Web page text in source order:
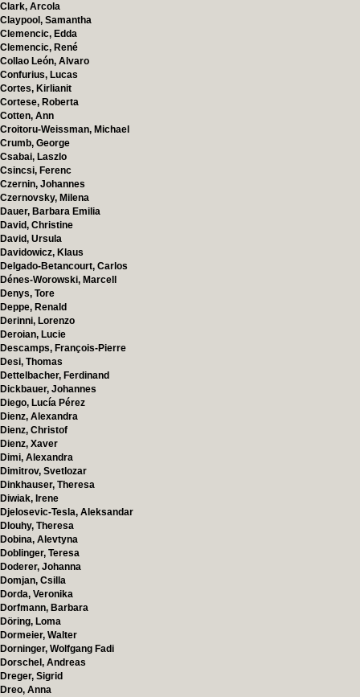
Clark, Arcola
Claypool, Samantha
Clemencic, Edda
Clemencic, René
Collao León, Alvaro
Confurius, Lucas
Cortes, Kirlianit
Cortese, Roberta
Cotten, Ann
Croitoru-Weissman, Michael
Crumb, George
Csabai, Laszlo
Csincsi, Ferenc
Czernin, Johannes
Czernovsky, Milena
Dauer, Barbara Emilia
David, Christine
David, Ursula
Davidowicz, Klaus
Delgado-Betancourt, Carlos
Dénes-Worowski, Marcell
Denys, Tore
Deppe, Renald
Derinni, Lorenzo
Deroian, Lucie
Descamps, François-Pierre
Desi, Thomas
Dettelbacher, Ferdinand
Dickbauer, Johannes
Diego, Lucía Pérez
Dienz, Alexandra
Dienz, Christof
Dienz, Xaver
Dimi, Alexandra
Dimitrov, Svetlozar
Dinkhauser, Theresa
Diwiak, Irene
Djelosevic-Tesla, Aleksandar
Dlouhy, Theresa
Dobina, Alevtyna
Doblinger, Teresa
Doderer, Johanna
Domjan, Csilla
Dorda, Veronika
Dorfmann, Barbara
Döring, Loma
Dormeier, Walter
Dorninger, Wolfgang Fadi
Dorschel, Andreas
Dreger, Sigrid
Dreo, Anna